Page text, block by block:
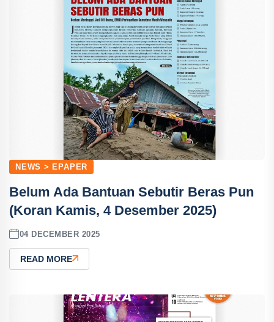
NEWS > EPAPER
Belum Ada Bantuan Sebutir Beras Pun
(Koran Kamis, 4 Desember 2025)
04 DECEMBER 2025
READ MORE